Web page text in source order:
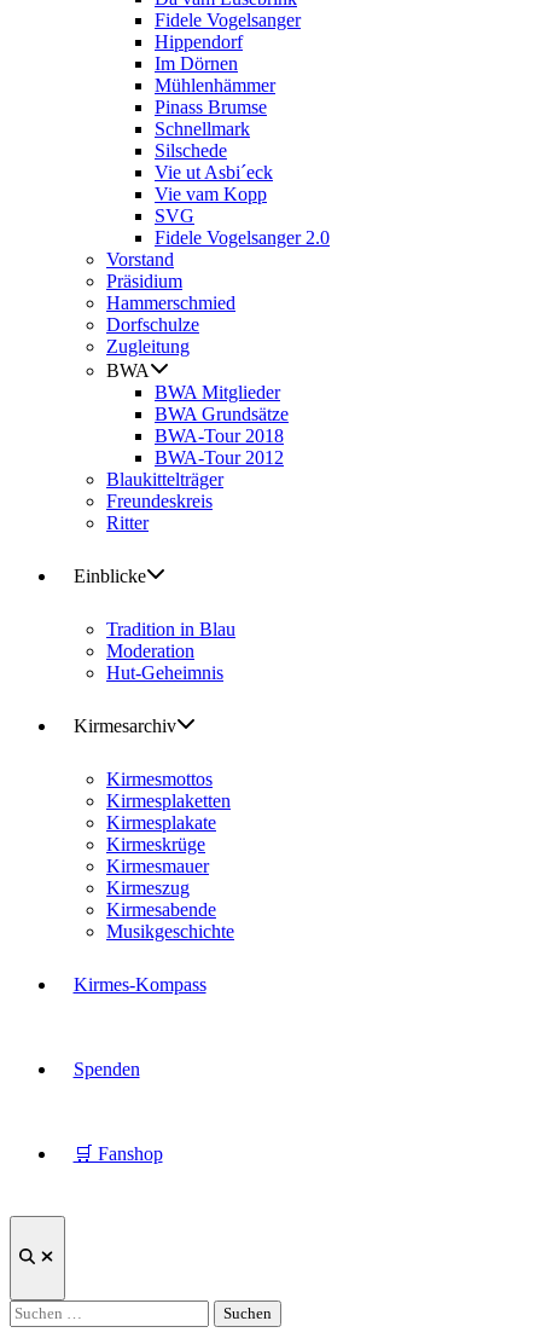
Fidele Vogelsanger
Hippendorf
Im Dörnen
Mühlenhämmer
Pinass Brumse
Schnellmark
Silschede
Vie ut Asbi´eck
Vie vam Kopp
SVG
Fidele Vogelsanger 2.0
Vorstand
Präsidium
Hammerschmied
Dorfschulze
Zugleitung
BWA
BWA Mitglieder
BWA Grundsätze
BWA-Tour 2018
BWA-Tour 2012
Blaukittelträger
Freundeskreis
Ritter
Einblicke
Tradition in Blau
Moderation
Hut-Geheimnis
Kirmesarchiv
Kirmesmottos
Kirmesplaketten
Kirmesplakate
Kirmeskrüge
Kirmesmauer
Kirmeszug
Kirmesabende
Musikgeschichte
Kirmes-Kompass
Spenden
🛒 Fanshop
Suche
Suchen
nach: